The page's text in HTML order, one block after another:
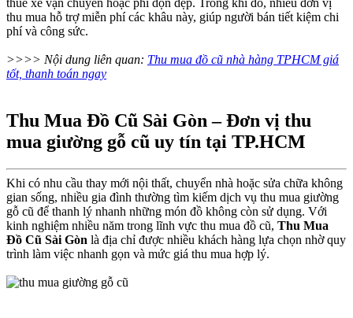
thu mua hỗ trợ miễn phí các khâu này, giúp người bán tiết kiệm chi
phí và công sức.
>>>> Nội dung liên quan: Thu mua đồ cũ nhà hàng TPHCM giá
tốt, thanh toán ngay
Thu Mua Đồ Cũ Sài Gòn – Đơn vị thu
mua giường gỗ cũ uy tín tại TP.HCM​
Khi có nhu cầu thay mới nội thất, chuyển nhà hoặc sửa chữa không
gian sống, nhiều gia đình thường tìm kiếm dịch vụ thu mua giường
gỗ cũ để thanh lý nhanh những món đồ không còn sử dụng. Với
kinh nghiệm nhiều năm trong lĩnh vực thu mua đồ cũ, Thu Mua
Đồ Cũ Sài Gòn là địa chỉ được nhiều khách hàng lựa chọn nhờ quy
trình làm việc nhanh gọn và mức giá thu mua hợp lý.